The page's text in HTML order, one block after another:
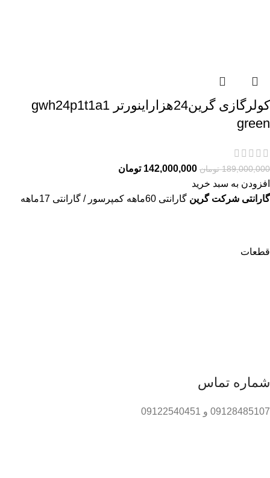
کولرگازی گرین24هزاراینورتر gwh24p1t1a1
green
189,000,000 تومان 142,000,000 تومان
افزودن به سبد خرید
گارانتی شرکت گرین
گارانتی 60ماهه کمپرسور / گارانتی 17ماهه
قطعات
شماره تماس
09128485107 و 09122540451